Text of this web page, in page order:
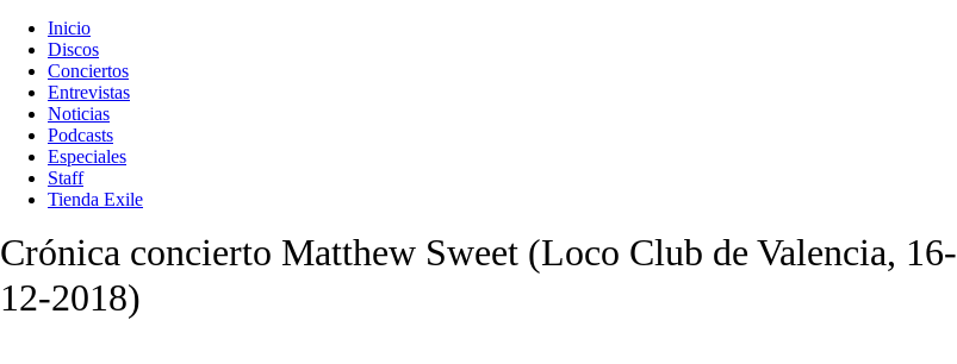
Inicio
Discos
Conciertos
Entrevistas
Noticias
Podcasts
Especiales
Staff
Tienda Exile
Crónica concierto Matthew Sweet (Loco Club de Valencia, 16-
12-2018)